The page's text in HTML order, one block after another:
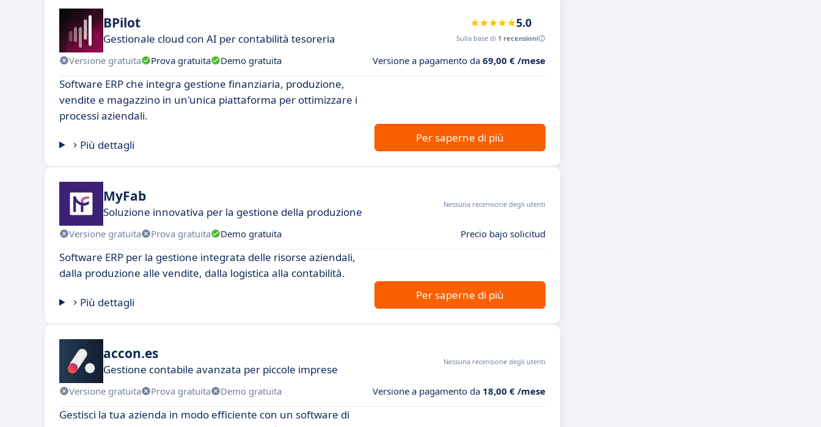
BPilot
Gestionale cloud con AI per contabilità tesoreria
5.0
Sulla base di 1 recensioni
Versione gratuita Prova gratuita Demo gratuita Versione a pagamento da 69,00 € /mese
Software ERP che integra gestione finanziaria, produzione,
vendite e magazzino in un'unica piattaforma per ottimizzare i
processi aziendali.
Più dettagli
Per saperne di più
MyFab
Soluzione innovativa per la gestione della produzione
Nessuna recensione degli utenti
Versione gratuita Prova gratuita Demo gratuita Precio bajo solicitud
Software ERP per la gestione integrata delle risorse aziendali,
dalla produzione alle vendite, dalla logistica alla contabilità.
Più dettagli
Per saperne di più
accon.es
Gestione contabile avanzata per piccole imprese
Nessuna recensione degli utenti
Versione gratuita Prova gratuita Demo gratuita Versione a pagamento da 18,00 € /mese
Gestisci la tua azienda in modo efficiente con un software di